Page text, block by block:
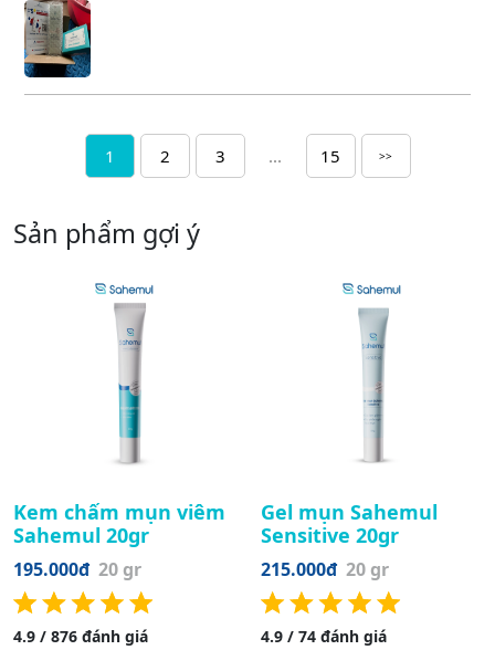
1 2 3 ... 15 >>
Sản phẩm gợi ý
Kem chấm mụn viêm
Sahemul 20gr
195.000đ 20 gr
4.9 / 876 đánh giá
Gel mụn Sahemul
Sensitive 20gr
215.000đ 20 gr
4.9 / 74 đánh giá